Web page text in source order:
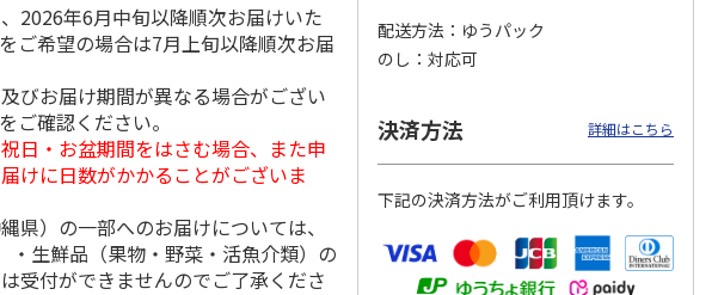
＜銀座千
ゼリー９
）
)
バンホーテン「チョ
コレートシロップポ
ーション」
30g×21…
4,980円
(送料・税込)
＜沼津深海プリン工
房＞プレーン・深海
プリンセット
(送料・税込)
【冷凍】三國シェフ
推奨 2種のブリュレ
6個セット(クレー…
4,320円
＜お中元＞＜ねんり
ん家＞夏限定 ひと
くちバーム詰合せ
3,980円
(送料・税込)
2026年6月中旬以降順次お届けいた
ご希望の場合は7月上旬以降順次お届
びお届け期間が異なる場合がござい
ご確認ください。
日・お盆期間をはさむ場合、また申
けに日数がかかることがございま
）の一部へのお届けについては、
生鮮品（果物・野菜・活魚介類）の
受付ができませんのでご了承くださ
配送方法
ゆうパック
のし
対応可
決済方法 詳細はこちら
下記の決済方法がご利用頂けます。